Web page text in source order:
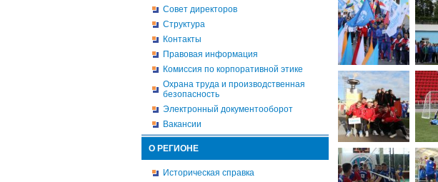
Совет директоров
Структура
Контакты
Правовая информация
Комиссия по корпоративной этике
Охрана труда и производственная
безопасность
Электронный документооборот
Вакансии
О РЕГИОНЕ
Историческая справка